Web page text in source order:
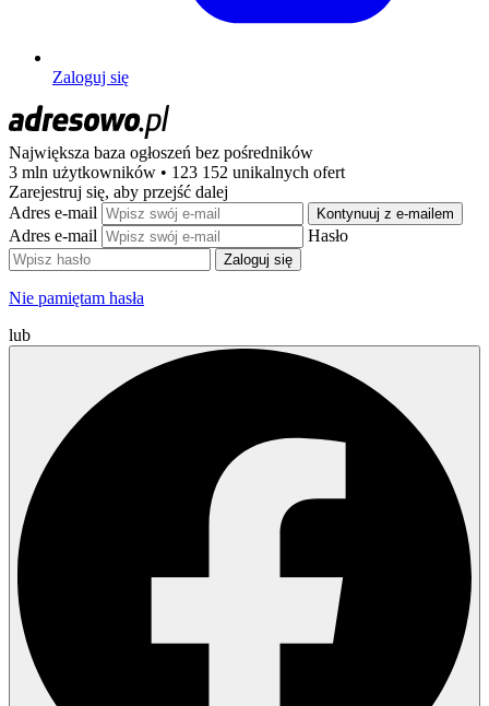
Zaloguj się
Największa baza ogłoszeń bez pośredników
3 mln użytkowników • 123 152 unikalnych ofert
Zarejestruj się, aby przejść dalej
Adres e-mail
Kontynuuj z e-mailem
Adres e-mail Hasło
Zaloguj się
Nie pamiętam hasła
lub